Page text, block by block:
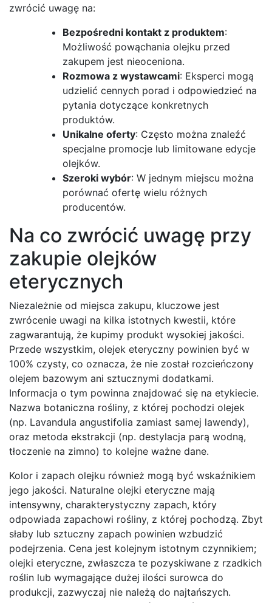
zwrócić uwagę na:
Bezpośredni kontakt z produktem:
Możliwość powąchania olejku przed
zakupem jest nieoceniona.
Rozmowa z wystawcami: Eksperci mogą
udzielić cennych porad i odpowiedzieć na
pytania dotyczące konkretnych
produktów.
Unikalne oferty: Często można znaleźć
specjalne promocje lub limitowane edycje
olejków.
Szeroki wybór: W jednym miejscu można
porównać ofertę wielu różnych
producentów.
Na co zwrócić uwagę przy
zakupie olejków
eterycznych
Niezależnie od miejsca zakupu, kluczowe jest
zwrócenie uwagi na kilka istotnych kwestii, które
zagwarantują, że kupimy produkt wysokiej jakości.
Przede wszystkim, olejek eteryczny powinien być w
100% czysty, co oznacza, że nie został rozcieńczony
olejem bazowym ani sztucznymi dodatkami.
Informacja o tym powinna znajdować się na etykiecie.
Nazwa botaniczna rośliny, z której pochodzi olejek
(np. Lavandula angustifolia zamiast samej lawendy),
oraz metoda ekstrakcji (np. destylacja parą wodną,
tłoczenie na zimno) to kolejne ważne dane.
Kolor i zapach olejku również mogą być wskaźnikiem
jego jakości. Naturalne olejki eteryczne mają
intensywny, charakterystyczny zapach, który
odpowiada zapachowi rośliny, z której pochodzą. Zbyt
słaby lub sztuczny zapach powinien wzbudzić
podejrzenia. Cena jest kolejnym istotnym czynnikiem;
olejki eteryczne, zwłaszcza te pozyskiwane z rzadkich
roślin lub wymagające dużej ilości surowca do
produkcji, zazwyczaj nie należą do najtańszych.